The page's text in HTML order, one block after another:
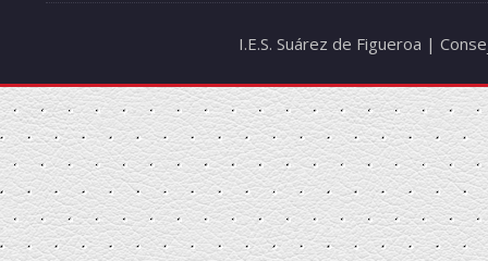
I.E.S. Suárez de Figueroa |